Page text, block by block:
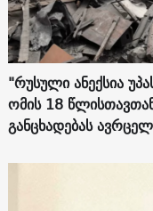
"რუსული ანექსია
ომის 18
განცხადებას